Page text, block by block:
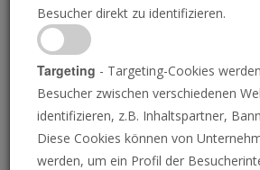
P
Besucher direkt zu identifizieren.
Targeting - Targeting-Cookies
Besucher zwischen verschiedenen
identifizieren, z.B. Inhaltspartner,
Diese Cookies können von
werden, um ein Profil der